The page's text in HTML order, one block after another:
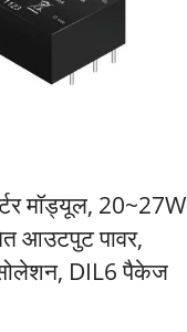
मॉड्यूल, 20~27W
आउटपुट पावर,
DIL6 पैकेज